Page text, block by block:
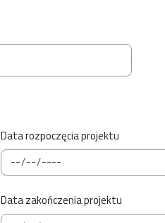
Data rozpoczęcia projektu
Data zakończenia projektu